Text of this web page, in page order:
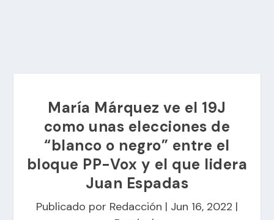
María Márquez ve el 19J
como unas elecciones de
“blanco o negro” entre el
bloque PP-Vox y el que lidera
Juan Espadas
Publicado por Redacción | Jun 16, 2022 |